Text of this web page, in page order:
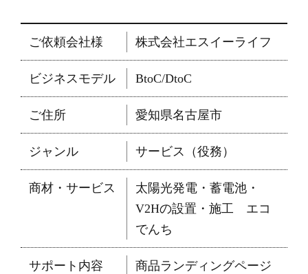
ご依頼会社様 株式会社エスイーライフ
ビジネスモデル BtoC/DtoC
ご住所 愛知県名古屋市
ジャンル サービス（役務）
商材・サービス
太陽光発電・蓄電池・
V2Hの設置・施工 エコ
でんち
サポート内容
商品ランディングページ